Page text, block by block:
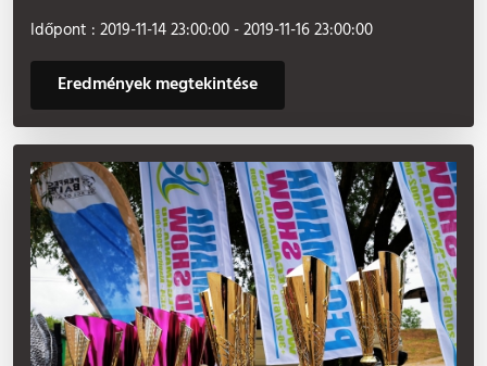
Időpont : 2019-11-14 23:00:00 - 2019-11-16 23:00:00
Eredmények megtekintése